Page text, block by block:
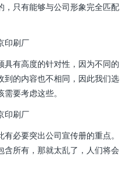
，只有能够与公司形象完全匹配
有高度的针对性，因为不同的
到的内容也不相同，因此我们选
要考虑这些。
必要突出公司宣传册的重点。
所有，那就太乱了，人们将会